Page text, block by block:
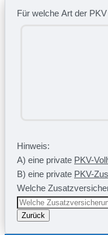
Für welche Art der
Hinweis:
A) eine private PKV-
B) eine private PKV-
Welche
Zurück